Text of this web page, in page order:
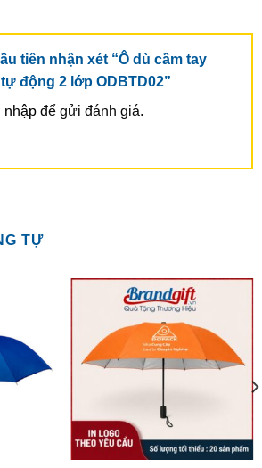
tiên nhận xét “Ô dù cầm tay
động 2 lớp ODBTD02”
nhậpđể gửi đánh giá.
TỰ